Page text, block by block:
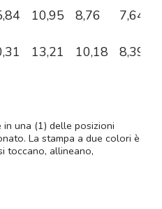
10,95 8,76 7,64
13,21 10,18 8,39
una (1) delle posizioni
La stampa a due colori è
toccano, allineano,